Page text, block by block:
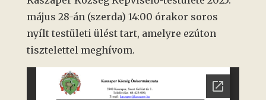
május 28-án (szerda) 14:00 órakor soros
nyílt testületi ülést tart, amelyre ezúton
tisztelettel meghívom.